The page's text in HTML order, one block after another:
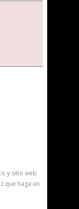
y sitio web
que haga un